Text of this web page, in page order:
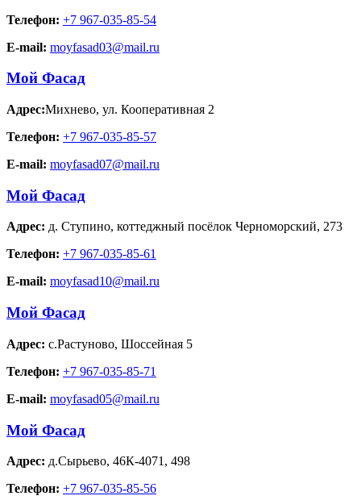
Телефон: +7 967-035-85-54
E-mail: moyfasad03@mail.ru
Мой Фасад
Адрес:Михнево, ул. Кооперативная 2
Телефон: +7 967-035-85-57
E-mail: moyfasad07@mail.ru
Мой Фасад
Адрес: д. Ступино, коттеджный посёлок Черноморский, 273
Телефон: +7 967-035-85-61
E-mail: moyfasad10@mail.ru
Мой Фасад
Адрес: с.Растуново, Шоссейная 5
Телефон: +7 967-035-85-71
E-mail: moyfasad05@mail.ru
Мой Фасад
Адрес: д.Сырьево, 46К-4071, 498
Телефон: +7 967-035-85-56